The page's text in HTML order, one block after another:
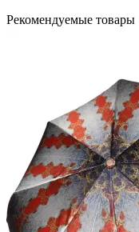
Рекомендуемые товары